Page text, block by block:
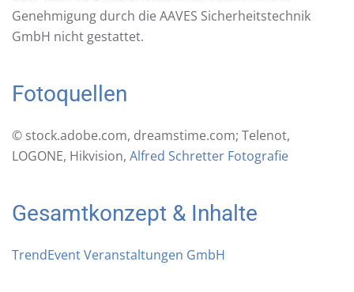
Genehmigung durch die AAVES Sicherheitstechnik
GmbH nicht gestattet.
Fotoquellen
© stock.adobe.com, dreamstime.com; Telenot,
LOGONE, Hikvision, Alfred Schretter Fotografie
Gesamtkonzept & Inhalte
TrendEvent Veranstaltungen GmbH